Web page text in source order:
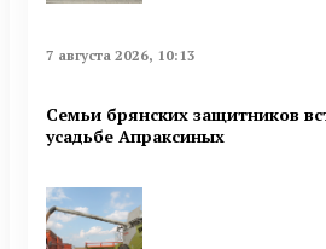
7 августа 2026, 10:13
Семьи брянских защитников
усадьбе Апраксиных